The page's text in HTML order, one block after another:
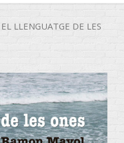
LLENGUATGE DE LES